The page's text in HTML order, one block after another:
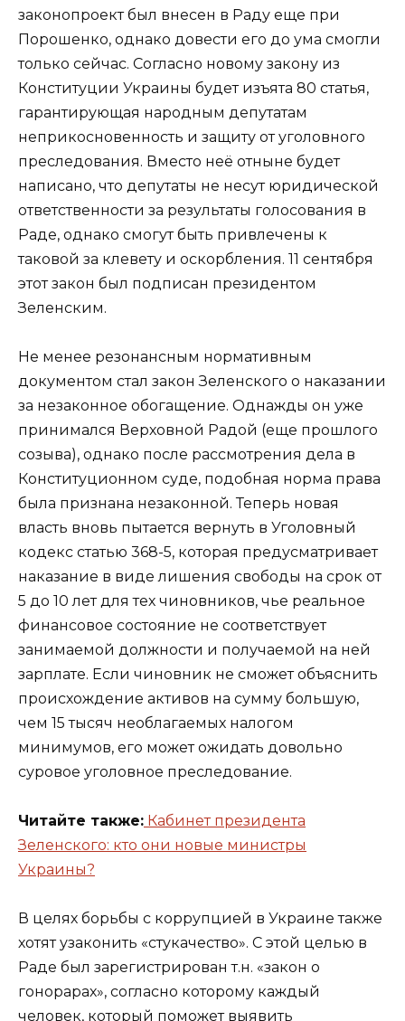
законопроект был внесен в Раду еще при
Порошенко, однако довести его до ума смогли
только сейчас. Согласно новому закону из
Конституции Украины будет изъята 80 статья,
гарантирующая народным депутатам
неприкосновенность и защиту от уголовного
преследования. Вместо неё отныне будет
написано, что депутаты не несут юридической
ответственности за результаты голосования в
Раде, однако смогут быть привлечены к
таковой за клевету и оскорбления. 11 сентября
этот закон был подписан президентом
Зеленским.
Не менее резонансным нормативным
документом стал закон Зеленского о наказании
за незаконное обогащение. Однажды он уже
принимался Верховной Радой (еще прошлого
созыва), однако после рассмотрения дела в
Конституционном суде, подобная норма права
была признана незаконной. Теперь новая
власть вновь пытается вернуть в Уголовный
кодекс статью 368-5, которая предусматривает
наказание в виде лишения свободы на срок от
5 до 10 лет для тех чиновников, чье реальное
финансовое состояние не соответствует
занимаемой должности и получаемой на ней
зарплате. Если чиновник не сможет объяснить
происхождение активов на сумму большую,
чем 15 тысяч необлагаемых налогом
минимумов, его может ожидать довольно
суровое уголовное преследование.
Читайте также: Кабинет президента
Зеленского: кто они новые министры
Украины?
В целях борьбы с коррупцией в Украине также
хотят узаконить «стукачество». С этой целью в
Раде был зарегистрирован т.н. «закон о
гонорарах», согласно которому каждый
человек, который поможет выявить